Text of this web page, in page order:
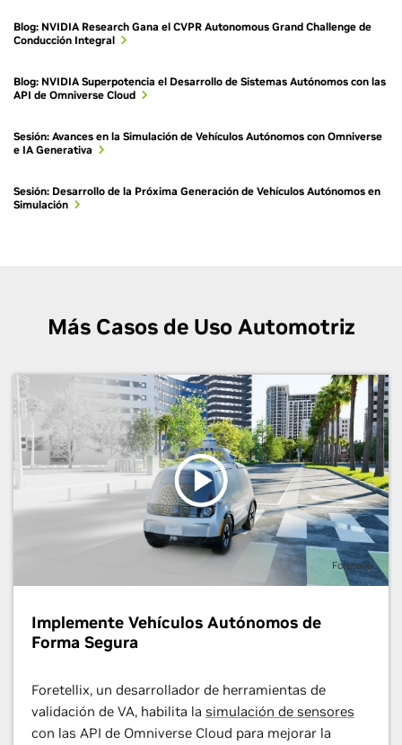
Blog: NVIDIA Research Gana el CVPR Autonomous Grand Challenge de
Conducción Integral
Blog: NVIDIA Superpotencia el Desarrollo de Sistemas Autónomos con las
API de Omniverse Cloud
Sesión: Avances en la Simulación de Vehículos Autónomos con Omniverse
e IA Generativa
Sesión: Desarrollo de la Próxima Generación de Vehículos Autónomos en
Simulación
Físicamente Exacta a Escala
vehículos autónomos (VA) es un workflow de referencia
que incluye física, animación y comportamientos para
habilitar una simulación de sensores físicamente exacta.
Usa las API de NVIDIA Omniverse Cloud Sensor RTX™ para
renderizar los datos de cámaras, radares y lidares
necesarios para el entrenamiento, las pruebas y la
validación de los VA.
Expanda rápidamente las capacidades V&V de simulación
de VA que proporciona Omniverse Cloud mediante una
conexión a la plataforma de validación basada en cobertura
Más Información
Cloud Sensor RTX™ para la simulación de
Regístrese con nuestroformulario de interés
para obtener
la información más reciente.
Más Casos de Uso Automotriz
Foretellix
Implemente Vehículos Autónomos de
Forma Segura
Foretellix, un desarrollador de herramientas de
validación de VA, habilita la simulación de sensores
con las API de Omniverse Cloud para mejorar la